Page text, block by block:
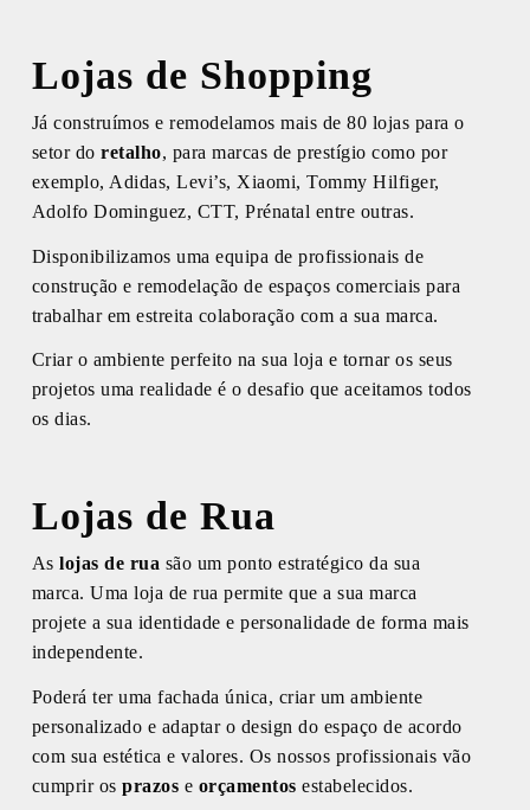
Lojas de Shopping
Já construímos e remodelamos mais de 80 lojas para o
setor doretalho, para marcas de prestígio como por
exemplo, Adidas, Levi’s, Xiaomi, Tommy Hilfiger,
Adolfo Dominguez, CTT, Prénatal entre outras.
Disponibilizamos uma equipa de profissionais de
construção e remodelação de espaços comerciais para
trabalhar em estreita colaboração com a sua marca.
Criar o ambiente perfeito na sua loja e tornar os seus
projetos uma realidade é o desafio que aceitamos todos
os dias.
Lojas de Rua
Aslojas de rua são um ponto estratégico da sua
marca. Uma loja de rua permite que a sua marca
projete a sua identidade e personalidade de forma mais
independente.
Poderá ter uma fachada única, criar um ambiente
personalizado e adaptar o design do espaço de acordo
com sua estética e valores. Os nossos profissionais vão
cumprir osprazos e orçamentos estabelecidos.